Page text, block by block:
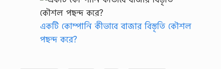
একটি কোম্পানি কীভাবে বাজার বিস্তৃতি কৌশল
পছন্দ করে?